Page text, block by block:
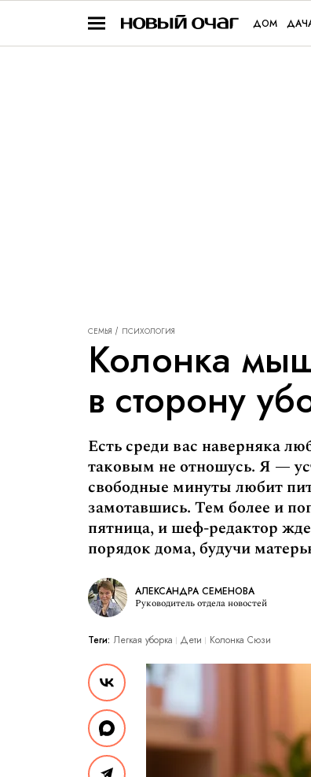
ДОМ
СЕМЬЯ ПСИХОЛОГИЯ
Колонка
в сторону
Есть среди вас наверняка
таковым не отношусь. Я —
свободные минуты любит
замотавшись. Тем более и
пятница, и шеф-редактор
порядок дома, будучи
АЛЕКСАНДРА СЕМЕНОВА
Руководитель отдела новостей
Теги: Легкая уборка Дети Колонка Сюзи